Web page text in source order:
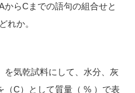
らCまでの語句の組合せと
れか。
を気乾試料にして、水分、灰
（C）として質量（ % ）で表